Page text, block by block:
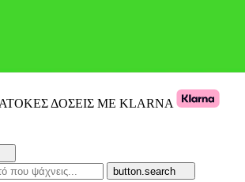
ΔΟΣΕΙΣ ΜΕ KLARNA
button.search